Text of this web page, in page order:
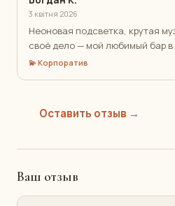
3 квітня 2026
Неоновая подсветка, крутая
своё дело — мой любимый бар в
💫 Корпоратив
Оставить отзыв →
Ваш отзыв